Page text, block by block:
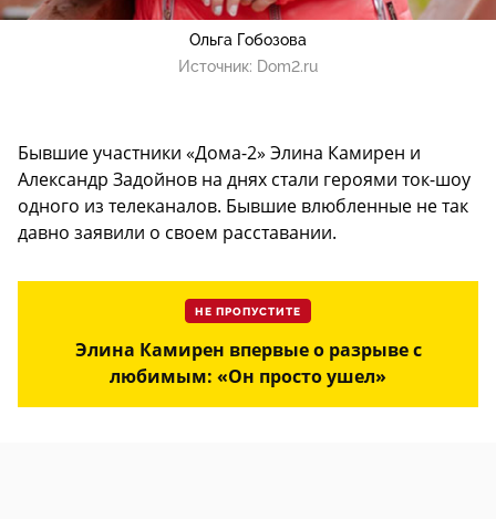
Ольга Гобозова
Источник: Dom2.ru
Бывшие участники «Дома-2» Элина Камирен и
Александр Задойнов на днях стали героями ток-шоу
одного из телеканалов. Бывшие влюбленные не так
давно заявили о своем расставании.
НЕ ПРОПУСТИТЕ
Элина Камирен впервые о разрыве с
любимым: «Он просто ушел»